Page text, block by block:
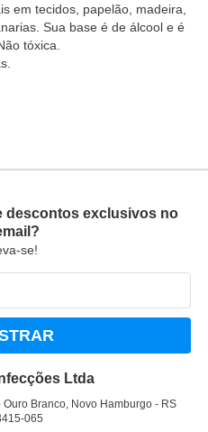
em tecidos, papelão, madeira,
Sua base é de álcool e é
tóxica.
descontos exclusivos no
se!
Ltda
Ouro Branco, Novo Hamburgo - RS
065